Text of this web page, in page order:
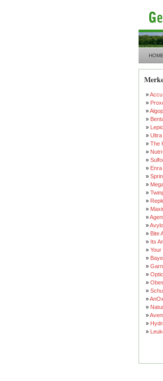
HOME
»
»
»
»
»
» Ultra
» The
»
»
» Enra
»
»
»
»
»
»
»
» Bite
» Its
»
»
»
»
»
»
»
»
»
»
»